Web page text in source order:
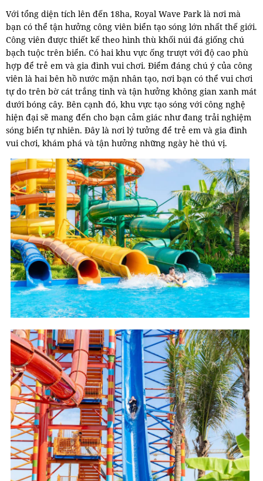
Với tổng diện tích lên đến 18ha, Royal Wave Park là nơi mà
bạn có thể tận hưởng công viên biển tạo sóng lớn nhất thế giới.
Công viên được thiết kế theo hình thù khối núi đá giống chú
bạch tuộc trên biển. Có hai khu vực ống trượt với độ cao phù
hợp để trẻ em và gia đình vui chơi. Điểm đáng chú ý của công
viên là hai bên hồ nước mặn nhân tạo, nơi bạn có thể vui chơi
tự do trên bờ cát trắng tinh và tận hưởng không gian xanh mát
dưới bóng cây. Bên cạnh đó, khu vực tạo sóng với công nghệ
hiện đại sẽ mang đến cho bạn cảm giác như đang trải nghiệm
sóng biển tự nhiên. Đây là nơi lý tưởng để trẻ em và gia đình
vui chơi, khám phá và tận hưởng những ngày hè thú vị.